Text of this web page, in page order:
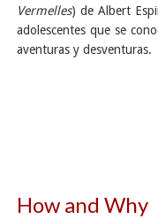
Vermelles) de Albert
adolescentes que se
aventuras y desventuras.
How and Why